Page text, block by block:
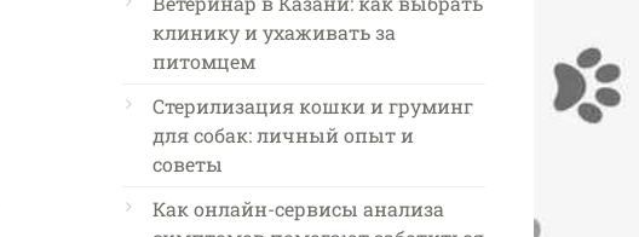
клинику и ухаживать за
питомцем
Стерилизация кошки и груминг
для собак: личный опыт и
советы
Как онлайн-сервисы анализа